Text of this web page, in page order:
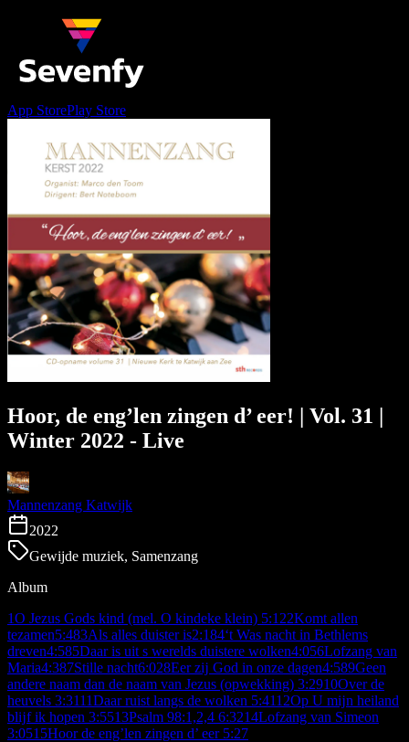
App StorePlay Store
Hoor, de eng’len zingen d’ eer! | Vol. 31 |
Winter 2022 - Live
Mannenzang Katwijk
2022
Gewijde muziek, Samenzang
Album
1O Jezus Gods kind (mel. O kindeke klein) 5:122Komt allen
tezamen5:483Als alles duister is2:184‘t Was nacht in Bethlems
dreven4:585Daar is uit s werelds duistere wolken4:056Lofzang van
Maria4:387Stille nacht6:028Eer zĳ God in onze dagen4:589Geen
andere naam dan de naam van Jezus (opwekking) 3:2910Over de
heuvels 3:3111Daar ruist langs de wolken 5:4112Op U mĳn heiland
blĳf ik hopen 3:5513Psalm 98:1,2,4 6:3214Lofzang van Simeon
3:0515Hoor de eng’len zingen d’ eer 5:27